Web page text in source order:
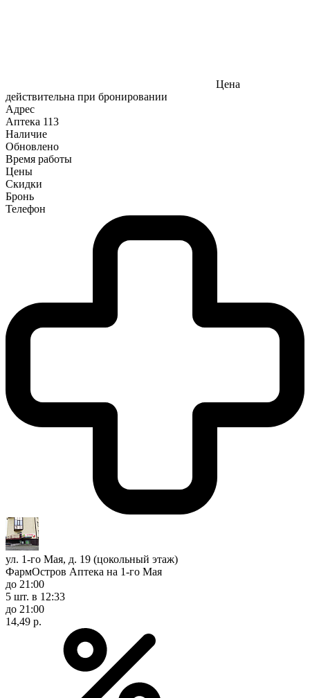
Цена
действительна при бронировании
Адрес
Аптека 113
Наличие
Обновлено
Время работы
Цены
Скидки
Бронь
Телефон
ул. 1-го Мая, д. 19 (цокольный этаж)
ФармОстров Аптека на 1-го Мая
до 21:00
5 шт. в 12:33
до 21:00
14,49 р.